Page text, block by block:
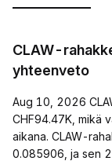
CLAW-
yhteenveto
Aug 10, 2026
CHF94.47K, mikä
aikana. CLAW-
0.085906, ja sen